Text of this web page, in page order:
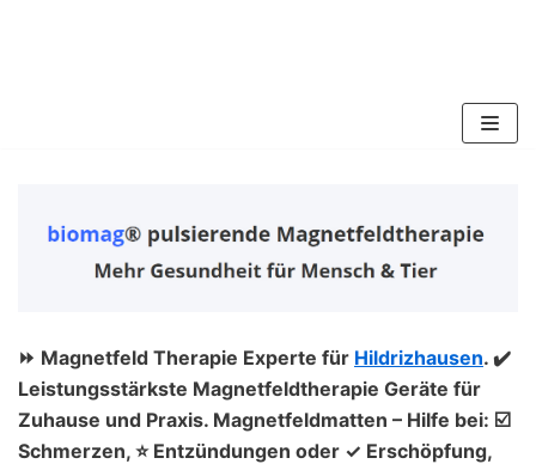
springen
⏩ Magnetfeld Therapie Experte für Hildrizhausen. ✔️
Leistungsstärkste Magnetfeldtherapie Geräte für
Zuhause und Praxis. Magnetfeldmatten – Hilfe bei: ☑️
Schmerzen, ⭐ Entzündungen oder ✓ Erschöpfung,